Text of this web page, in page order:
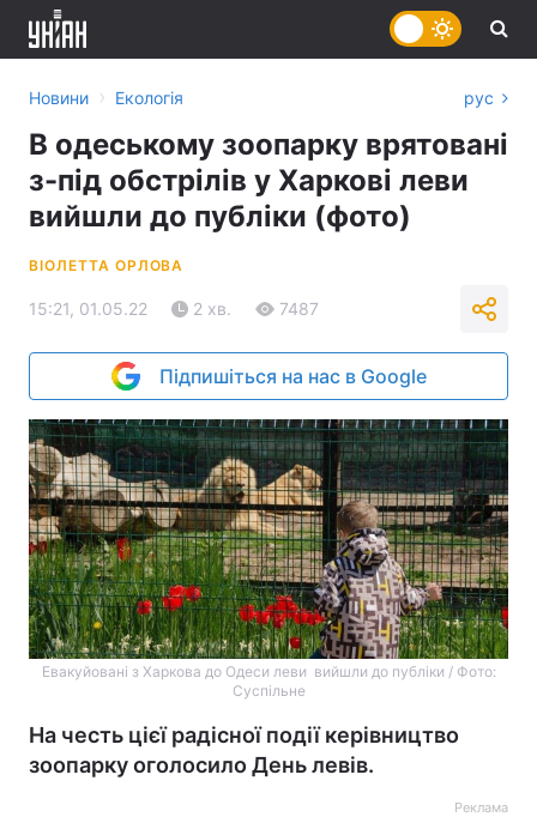
Новини › Екологія рус
В одеському зоопарку врятовані
з-під обстрілів у Харкові леви
вийшли до публіки (фото)
ВІОЛЕТТА ОРЛОВА
15:21, 01.05.22 2 хв. 7487
Підпишіться на нас в Google
Евакуйовані з Харкова до Одеси леви вийшли до публіки / Фото:
Суспільне
На честь цієї радісної події керівництво
зоопарку оголосило День левів.
Реклама